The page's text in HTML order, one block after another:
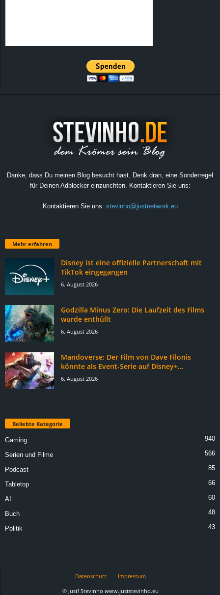
Danke, dass Du meinen Blog besucht hast. Denk dran, eine Sonderregel
für Deinen Adblocker einzurichten. Kontaktieren Sie uns:
Kontaktieren Sie uns: stevinho@justnetwork.eu
Mehr erfahren
Disney ist eine offizielle Partnerschaft mit
TikTok eingegangen
6. August 2026
Godzilla Minus Zero: Die Laufzeit des Films
wurde enthüllt
6. August 2026
Mandoverse: Der Film von Dave Filonis
könnte als Event-Serie auf Disney+...
6. August 2026
Beliebte Kategorie
Gaming 940
Serien und Filme 566
Podcast 85
Tabletop 66
AI 60
Buch 48
Politik 43
Datenschutz
Impressum
© Just! Stevinho www.juststevinho.eu